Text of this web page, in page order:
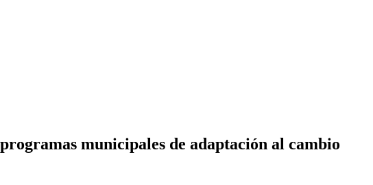
municipales de adaptación al cambio